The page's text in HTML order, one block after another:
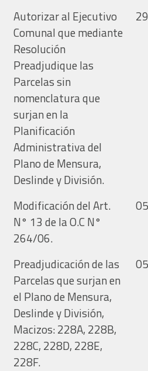
Autorizar al Ejecutivo
Comunal que mediante
Resolución
Preadjudique las
Parcelas sin
nomenclatura que
surjan en la
Planificación
Administrativa del
Plano de Mensura,
Deslinde y División.
Modificación del Art.
N° 13 de la O.C N°
264/06.
Preadjudicación de las
Parcelas que surjan en
el Plano de Mensura,
Deslinde y División,
Macizos: 228A, 228B,
228C, 228D, 228E,
228F.